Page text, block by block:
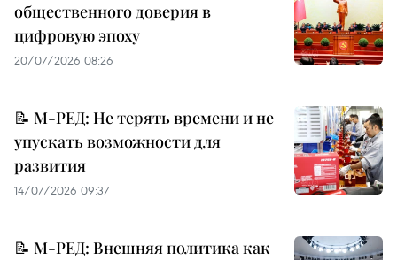
общественного доверия в
цифровую эпоху
20/07/2026 08:26
📝 М-РЕД: Не терять времени и не
упускать возможности для
развития
14/07/2026 09:37
📝 М-РЕД: Внешняя политика как